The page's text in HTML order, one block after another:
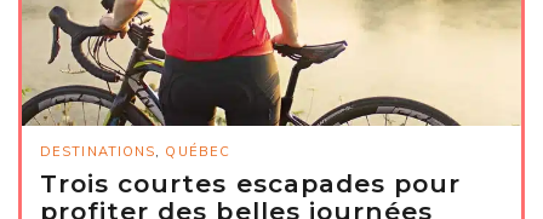
DESTINATIONS, QUÉBEC
Trois courtes escapades pour
profiter des belles journées